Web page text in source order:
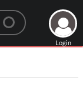
Login